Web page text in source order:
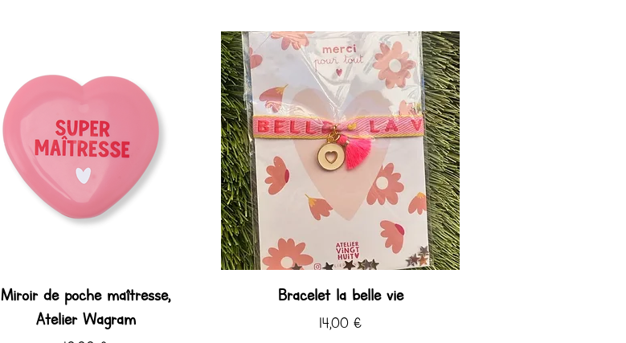
Miroir de poche maîtresse,
Atelier Wagram
Bracelet la belle vie
Prix
14,00 €